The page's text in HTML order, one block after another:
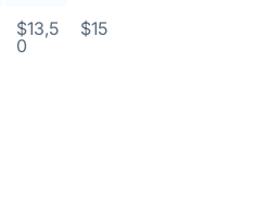
$13,5
0
$15